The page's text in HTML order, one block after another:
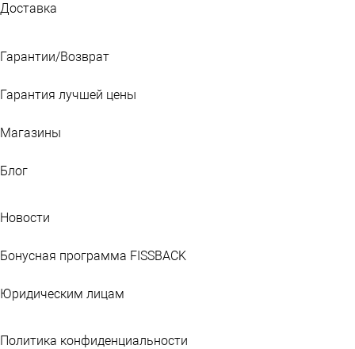
Доставка
Гарантии/Возврат
Гарантия лучшей цены
Магазины
Блог
Новости
Бонусная программа FISSBACK
Юридическим лицам
Политика конфиденциальности